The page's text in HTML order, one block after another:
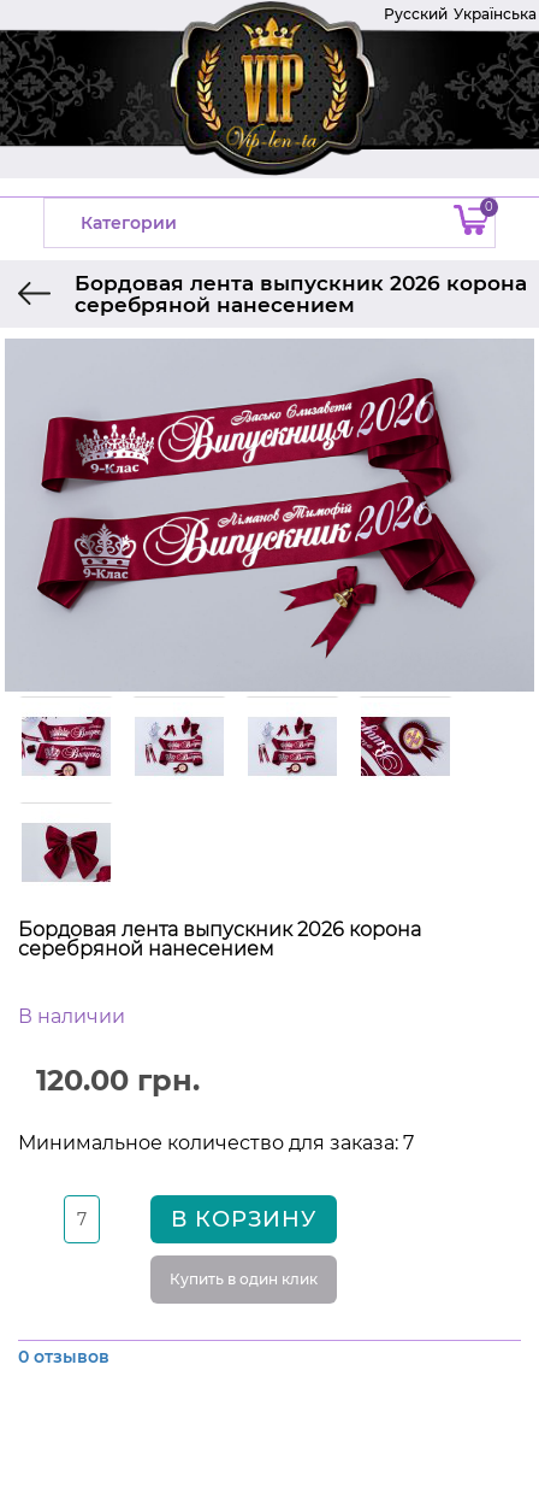
Русский Українська
Категории
0
Бордовая лента выпускник 2026 корона
серебряной нанесением
Бордовая лента выпускник 2026 корона
серебряной нанесением
В наличии
120.00 грн.
Минимальное количество для заказа: 7
В КОРЗИНУ
Купить в один клик
0 отзывов